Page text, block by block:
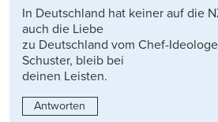
In Deutschland hat keiner auf die
auch die Liebe
zu Deutschland vom Chef-
Schuster, bleib bei
deinen Leisten.
Antworten